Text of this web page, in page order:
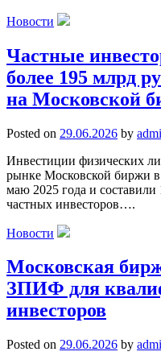
Новости
Частные
более 195 млрд
на Московской
Posted on 29.06.2026 by
Инвестиции физических
рынке Московской биржи
маю 2025 года и
частных инвесторов….
Новости
Московская
ЗПИФ для
инвесторов
Posted on 29.06.2026 by